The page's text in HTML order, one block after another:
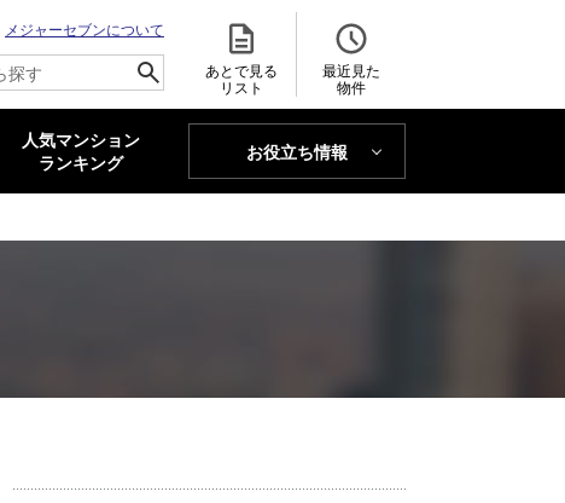
メジャーセブンについて
あとで見る
リスト
最近見た
物件
人気マンション
ランキング
お役立ち情報
MAJOR'S BLOG